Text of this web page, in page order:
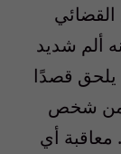
القضائي
ألم شديد
يلحق قصدًا
من شخص
أي